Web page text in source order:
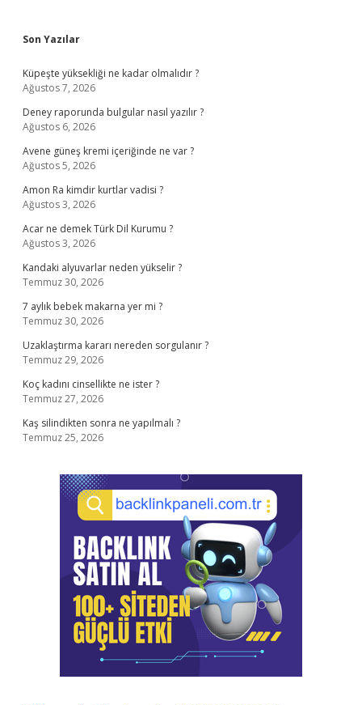
Sidebar
Son Yazılar
Küpeşte yüksekliği ne kadar olmalıdır ?
Ağustos 7, 2026
Deney raporunda bulgular nasıl yazılır ?
Ağustos 6, 2026
Avene güneş kremi içeriğinde ne var ?
Ağustos 5, 2026
Amon Ra kimdir kurtlar vadisi ?
Ağustos 3, 2026
Acar ne demek Türk Dil Kurumu ?
Ağustos 3, 2026
Kandaki alyuvarlar neden yükselir ?
Temmuz 30, 2026
7 aylık bebek makarna yer mi ?
Temmuz 30, 2026
Uzaklaştırma kararı nereden sorgulanır ?
Temmuz 29, 2026
Koç kadını cinsellikte ne ister ?
Temmuz 27, 2026
Kaş silindikten sonra ne yapılmalı ?
Temmuz 25, 2026